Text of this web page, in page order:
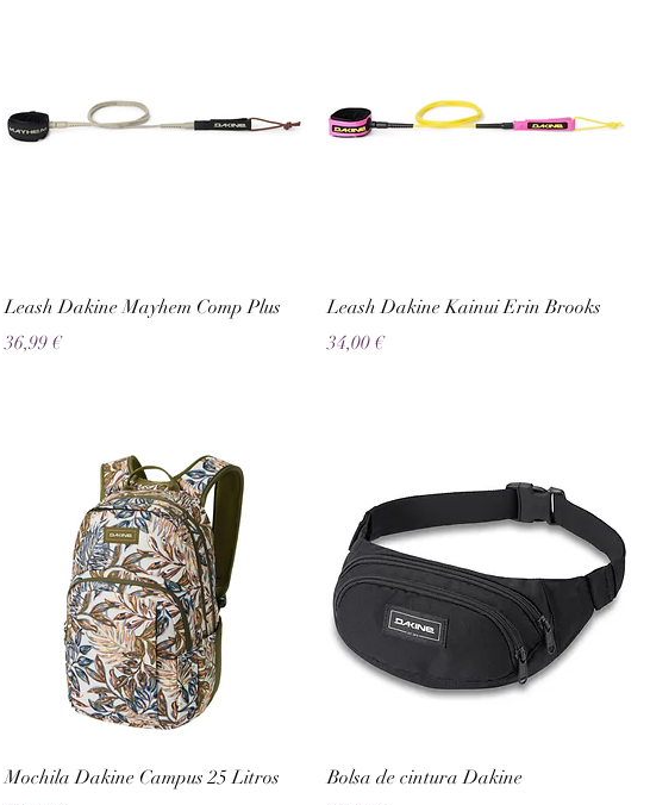
Leash Dakine Mayhem Comp Plus
Preço
36,99 €
Leash Dakine Kainui Erin Brooks
Preço
34,00 €
Mochila Dakine Campus 25 Litros
Bolsa de cintura Dakine